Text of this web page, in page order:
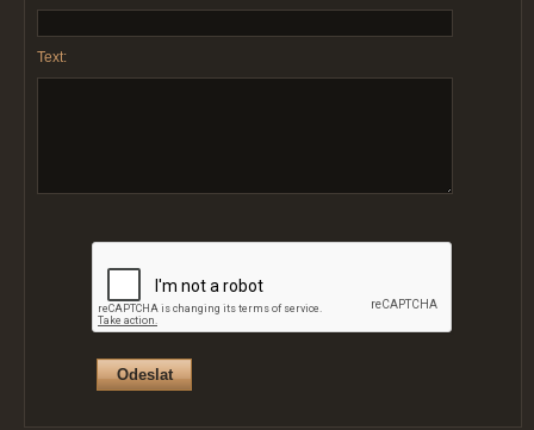
Text: